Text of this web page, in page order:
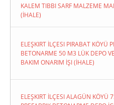
KALEM TIBBI SARF MALZEME
(İHALE)
ELEŞKIRT İLÇESI PIRABAT KÖYÜ
BETONARME 50 M3 LÜK DEPO
BAKIM ONARIM İŞI (İHALE)
ELEŞKIRT İLÇESI ALAGÜN KÖYÜ